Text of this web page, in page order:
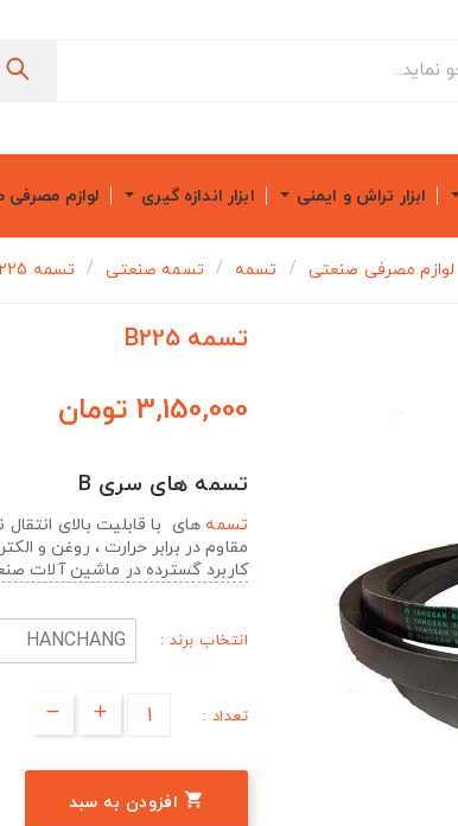
ابزار تراش و ایمنی ابزار اندازه گیری لوازم
لوازم مصرفی صنعتی تسمه تسمه صنعتی تسمه B225
تسمه B225
3,150,000 تومان
تسمه های سری B
تسمه های با قابلیت بالای انتقال
مقاوم در برابر حرارت ، روغن و
کاربرد گسترده در ماشین آلات
انتخاب برند :
تعداد :
 افزودن به سبد